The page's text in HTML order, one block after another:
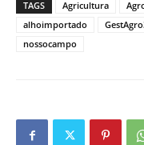
TAGS Agricultura
alhoimportado
nossocampo